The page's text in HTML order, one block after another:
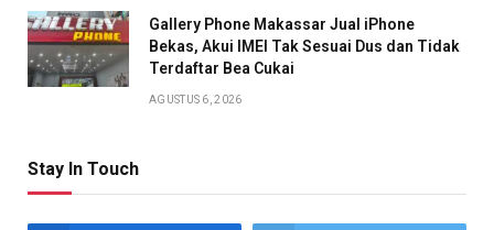
Gallery Phone Makassar Jual iPhone
Bekas, Akui IMEI Tak Sesuai Dus dan Tidak
Terdaftar Bea Cukai
AGUSTUS 6, 2026
Stay In Touch